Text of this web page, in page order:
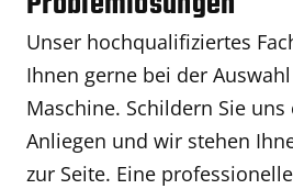
Unser hochqualifiziertes
Ihnen gerne bei der
Maschine. Schildern Sie
Anliegen und wir stehen
zur Seite. Eine